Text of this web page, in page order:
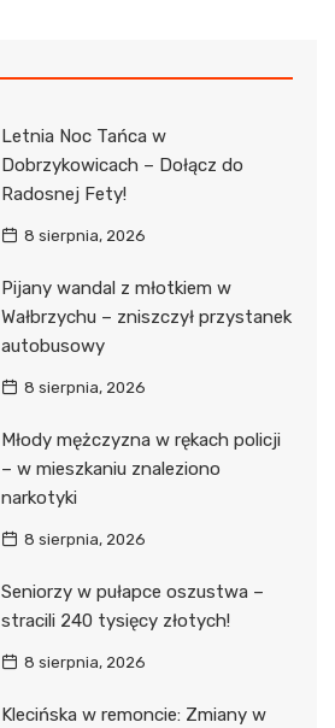
Letnia Noc Tańca w
Dobrzykowicach – Dołącz do
Radosnej Fety!
8 sierpnia, 2026
Pijany wandal z młotkiem w
Wałbrzychu – zniszczył przystanek
autobusowy
8 sierpnia, 2026
Młody mężczyzna w rękach policji
– w mieszkaniu znaleziono
narkotyki
8 sierpnia, 2026
Seniorzy w pułapce oszustwa –
stracili 240 tysięcy złotych!
8 sierpnia, 2026
Klecińska w remoncie: Zmiany w